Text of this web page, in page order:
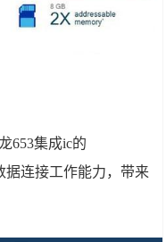
653集成ic的
据连接工作能力，带来